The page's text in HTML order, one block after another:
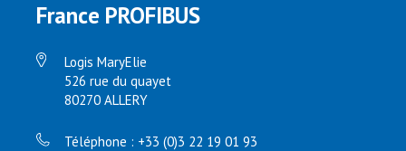
France PROFIBUS
Logis MaryElie
526 rue du quayet
80270 ALLERY
Téléphone : +33 (0)3 22 19 01 93